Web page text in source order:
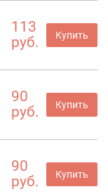
113
руб.
Купить
90
руб.
Купить
90
руб.
Купить